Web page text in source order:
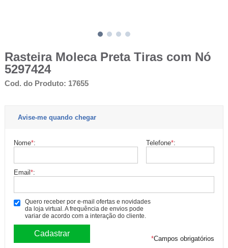
Rasteira Moleca Preta Tiras com Nó
5297424
Cod. do Produto: 17655
Avise-me quando chegar
Nome*: Telefone*:
Email*:
Quero receber por e-mail ofertas e novidades
da loja virtual. A frequência de envios pode
variar de acordo com a interação do cliente.
*Campos obrigatórios